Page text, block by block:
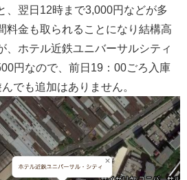
、翌日12時まで3,000円などが多
料金も取られることになり結構高
、ホテル近鉄ユニバーサルシティ
円なので、前日19：00ごろ入庫
でも追加はありません。